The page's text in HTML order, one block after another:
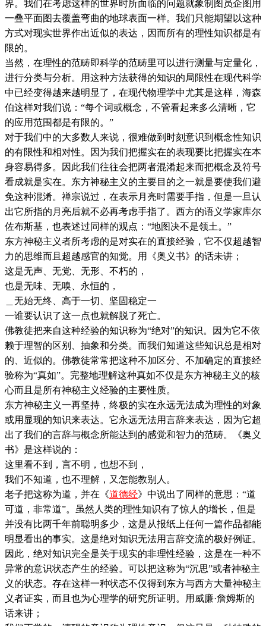
界。我们在考虑这样的世界时所面临的问题就象制图员企图用
一叠平面图去覆盖弯曲的地球表面一样。我们只能期望以这种
方式对现实世界作出近似的表达，因而所有的理性知识都是有
限的。
当然，在理性的范畴即科学的范畴里可以进行测量与定量化，
进行分类与分析。用这种方法获得的知识的局限性在现代科学
中已经变得越来越明显了，在现代物理学中尤其是这样，海森
伯这样对我们说：“每个词或概念，不管看起来多么清晰，它
的应用范围都是有限的。”
对于我们中的大多数人来说，很难做到时刻意识到概念性知识
的有限性和相对性。因为我们把握实在的表现要比把握实在本
身容易得多。因此我们往往会把两者混淆起来而把概念及符号
看成就是实在。东方神秘主义的主要目的之一就是要使我们避
免这种混淆。禅宗说过，在表示月亮时需要手指，但是一旦认
出它所指的月亮后就不必再考虑手指了。西方的语义学家库尔
佐布斯基，也表述过同样的观点：“地图决不是领土。”
东方神秘主义者所考虑的是对实在的直接经验，它不仅超越智
力的思维而且超越感官的知觉。用《奥义书》的话未讲；
这是无声、无党、无形、不朽的，
也是无味、无嗅、永恒的，
＿无始无终、高于一切、坚固稳定一
一谁要认识了这一点也就解脱了死亡。
佛教徒把来自这种经验的知识称为“绝对”的知识。因为它不依
赖于理智的区别、抽象和分类。而我们知道这些知识总是相对
的、近似的。佛教徒常常把这种不加区分、不加确定的直接经
验称为“真如”。完整地理解这种真如不仅是东方神秘主义的核
心而且是所有神秘主义经验的主要性质。
东方神秘主义一再坚持，终极的实在永远无法成为理性的对象
或用显现的知识来表达。它永远无法用言辞来表达，因为它超
出了我们的言辞与概念所能达到的感觉和智力的范畴。《奥义
书》是这样说的：
这里看不到，言不明，也想不到，
我们不知道，也不理解，又怎能教别人。
老子把这称为道，并在《道德经》中说出了同样的意思：“道
可道，非常道”。虽然人类的理性知识有了惊人的增长，但是
并没有比两千年前聪明多少，这是从报纸上任何一篇作品都能
明显看出的事实。这是绝对知识无法用言辞交流的极好例证。
因此，绝对知识完全是关于现实的非理性经验，这是在一种不
异常的意识状态产生的经验。可以把这称为“沉思”或者神秘主
义的状态。存在这样一种状态不仅得到东方与西方大量神秘主
义者证实，而且也为心理学的研究所证明。用威廉·詹姆斯的
话来讲；